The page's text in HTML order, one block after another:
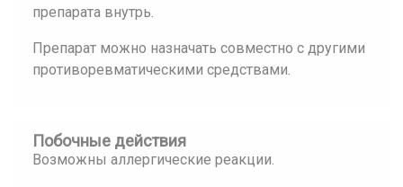
препарата внутрь.
Препарат можно назначать совместно с другими
противоревматическими средствами.
Побочные действия
Возможны аллергические реакции.